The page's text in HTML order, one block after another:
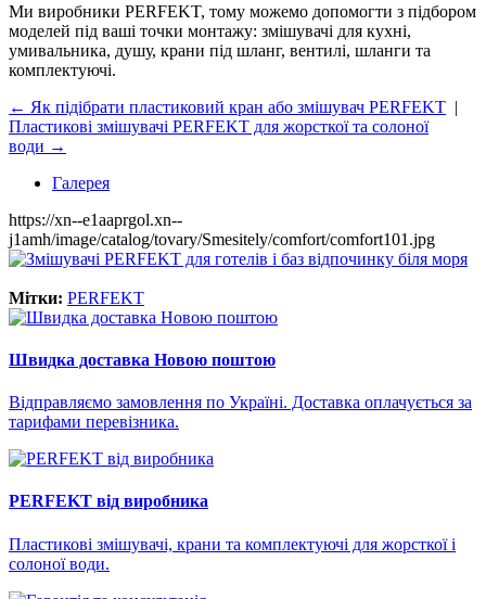
Ми виробники PERFEKT, тому можемо допомогти з підбором
моделей під ваші точки монтажу: змішувачі для кухні,
умивальника, душу, крани під шланг, вентилі, шланги та
комплектуючі.
← Як підібрати пластиковий кран або змішувач PERFEKT |
Пластикові змішувачі PERFEKT для жорсткої та солоної
води →
Галерея
https://xn--e1aaprgol.xn--
j1amh/image/catalog/tovary/Smesitely/comfort/comfort101.jpg
Мітки: PERFEKT
Швидка доставка Новою поштою
Відправляємо замовлення по Україні. Доставка оплачується за
тарифами перевізника.
PERFEKT від виробника
Пластикові змішувачі, крани та комплектуючі для жорсткої і
солоної води.